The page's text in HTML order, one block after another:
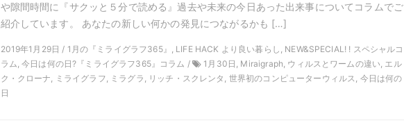
や隙間時間に『サクッと５分で読める』過去や未来の今日あった出来事についてコラムでご
紹介しています。 あなたの新しい何かの発見につながるかも […]
2019年1月29日 / 1月の『ミライグラフ365』, LIFE HACK より良い暮らし, NEW&SPECIAL! ! スペシャルコ
ラム, 今日は何の日?『ミライグラフ365』コラム /
1月30日, Miraigraph, ウィルスとワームの違い, エル
ク・クローナ, ミライグラフ, ミラグラ, リッチ・スクレンタ, 世界初のコンピューターウィルス, 今日は何の
日